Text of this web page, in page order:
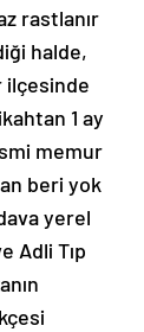
rastlanır
halde,
ilçesinde
1 ay
memur
beri yok
yerel
Adli Tıp